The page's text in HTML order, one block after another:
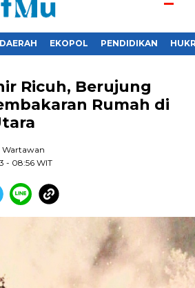
DAERAH EKOPOL PENDIDIKAN
Ricuh, Berujung
Rumah di
Wartawan
- 08:56 WIT